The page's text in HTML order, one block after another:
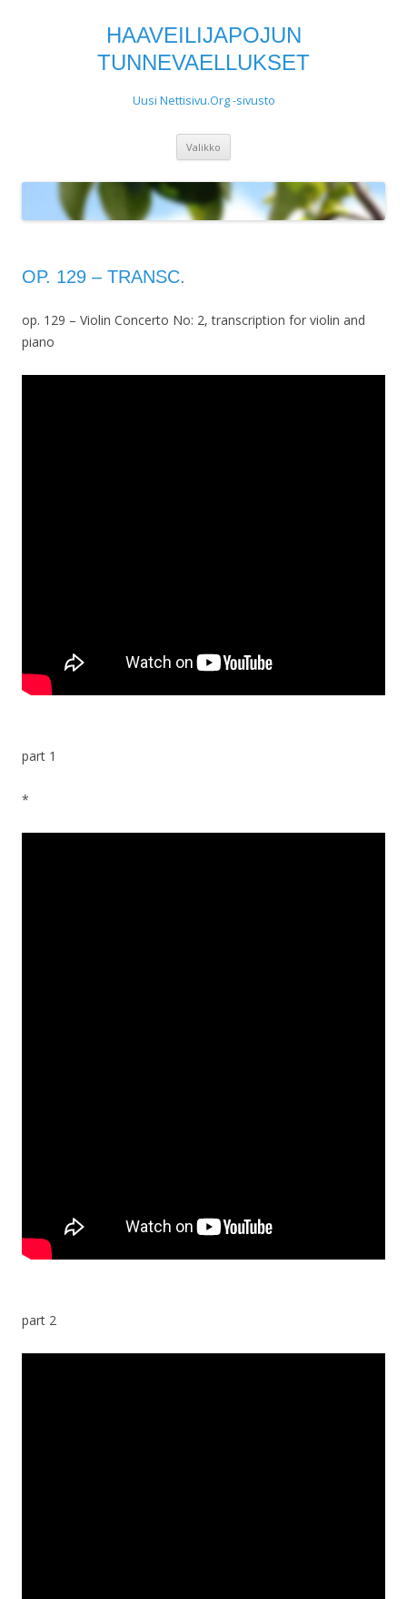
HAAVEILIJAPOJUN
TUNNEVAELLUKSET
Uusi Nettisivu.Org -sivusto
Valikko
OP. 129 – TRANSC.
op. 129 – Violin Concerto No: 2, transcription for violin and
piano
part 1
*
part 2